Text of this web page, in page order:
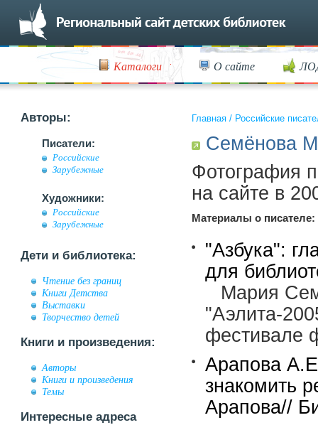
Каталоги О сайте
Авторы:
Писатели:
Российские
Зарубежные
Художники:
Российские
Зарубежные
Дети и библиотека:
Чтение без границ
Книги Детства
Выставки
Творчество детей
Книги и произведения:
Авторы
Книги и произведения
Темы
Интересные адреса
Главная / Российские
Семёнова
Фотография
на сайте в
Материалы о писателе:
"Азбука":
для
Мария
"Аэлита-
фестивале
Арапова
знакомить
Арапова//